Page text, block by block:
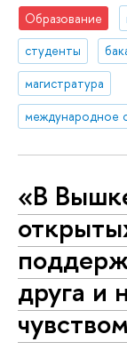
Образование
студенты
магистратура
международное
«В
друга и